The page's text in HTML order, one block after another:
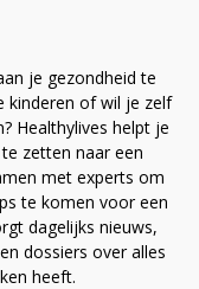
je gezondheid te
kinderen of wil je zelf
Healthylives helpt je
zetten naar een
met experts om
te komen voor een
dagelijks nieuws,
dossiers over alles
heeft.